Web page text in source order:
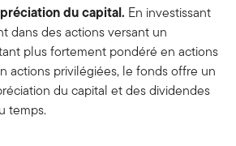
du capital. En investissant
dans des actions versant un
plus fortement pondéré en actions
actions privilégiées, le fonds offre un
du capital et des dividendes
temps.